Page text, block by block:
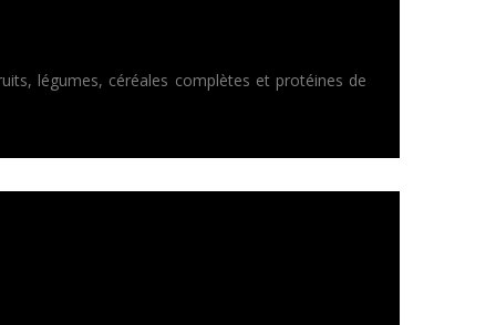
légumes, céréales complètes et protéines de